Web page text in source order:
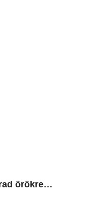
örökre…